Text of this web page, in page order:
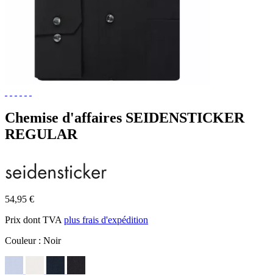
Chemise d'affaires SEIDENSTICKER
REGULAR
54,95 €
Prix dont TVA plus frais d'expédition
Couleur : Noir